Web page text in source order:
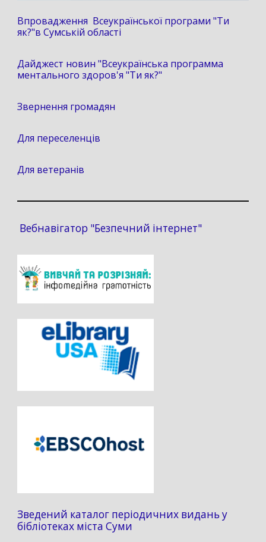
Впровадження Всеукраїнської програми "Ти
як?"в Сумській області
Дайджест новин "Всеукраїнська программа
ментального здоров'я "Ти як?"
Звернення громадян
Для переселенців
Для ветеранів
Вебнавігатор "Безпечний інтернет"
Зведений каталог періодичних видань у
бібліотеках міста Суми